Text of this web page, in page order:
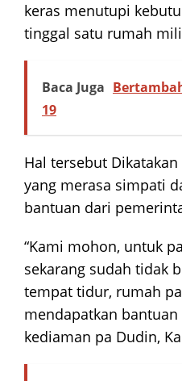
keras menutupi
tinggal satu rumah
Baca Juga
19
Hal tersebut
yang merasa simpati
bantuan dari
“Kami mohon, untuk
sekarang sudah tidak
tempat tidur, rumah
mendapatkan
kediaman pa Dudin,